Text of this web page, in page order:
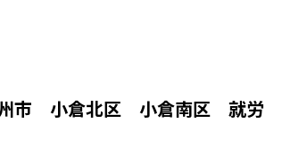
市 小倉北区 小倉南区 就労